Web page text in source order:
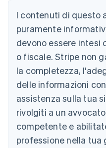
I contenuti di questo
puramente
devono essere intesi
o fiscale. Stripe non
la completezza,
delle informazioni
assistenza sulla tua
rivolgiti a un
competente e
professione nella tua
English
DeutschEnglish
Belgio
Nederlands Français
Brasile
PortuguêsEnglish
Bulgaria
Canada
EnglishFrançais
Cina continentale
简体中文English
Cipro